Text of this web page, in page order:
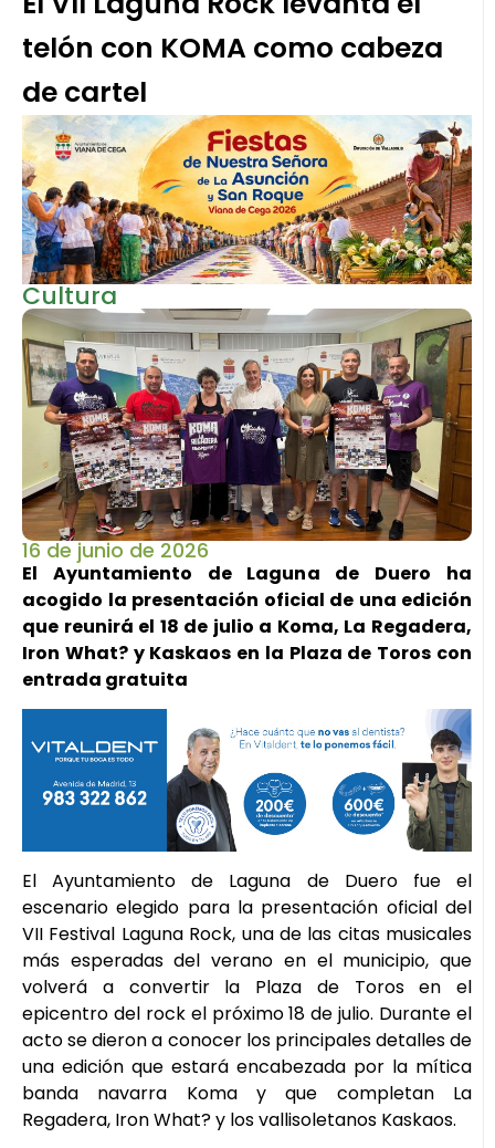
telón con KOMA como cabeza
de cartel
Cultura
16 de junio de 2026
El Ayuntamiento de Laguna de Duero ha
acogido la presentación oficial de una edición
que reunirá el 18 de julio a Koma, La Regadera,
Iron What? y Kaskaos en la Plaza de Toros con
entrada gratuita
El Ayuntamiento de Laguna de Duero fue el
escenario elegido para la presentación oficial del
VII Festival Laguna Rock, una de las citas musicales
más esperadas del verano en el municipio, que
volverá a convertir la Plaza de Toros en el
epicentro del rock el próximo 18 de julio. Durante el
acto se dieron a conocer los principales detalles de
una edición que estará encabezada por la mítica
banda navarra Koma y que completan La
Regadera, Iron What? y los vallisoletanos Kaskaos.